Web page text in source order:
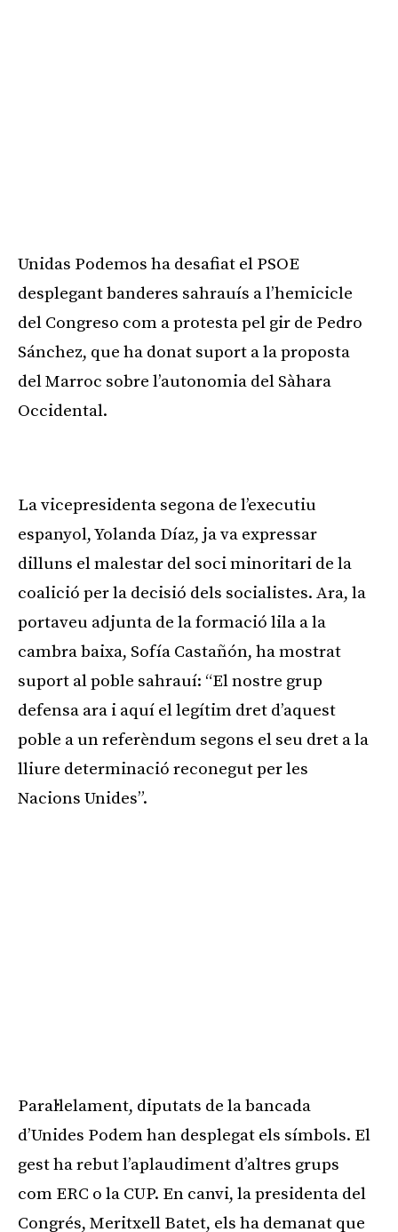
Unidas Podemos ha desafiat el PSOE
desplegant banderes sahrauís a l’hemicicle
del Congreso com a protesta pel gir de Pedro
Sánchez, que ha donat suport a la proposta
del Marroc sobre l’autonomia del Sàhara
Occidental.
La vicepresidenta segona de l’executiu
espanyol, Yolanda Díaz, ja va expressar
dilluns el malestar del soci minoritari de la
coalició per la decisió dels socialistes. Ara, la
portaveu adjunta de la formació lila a la
cambra baixa, Sofía Castañón, ha mostrat
suport al poble sahrauí: “El nostre grup
defensa ara i aquí el legítim dret d’aquest
poble a un referèndum segons el seu dret a la
lliure determinació reconegut per les
Nacions Unides”.
Paral·lelament, diputats de la bancada
d’Unides Podem han desplegat els símbols. El
gest ha rebut l’aplaudiment d’altres grups
com ERC o la CUP. En canvi, la presidenta del
Congrés, Meritxell Batet, els ha demanat que